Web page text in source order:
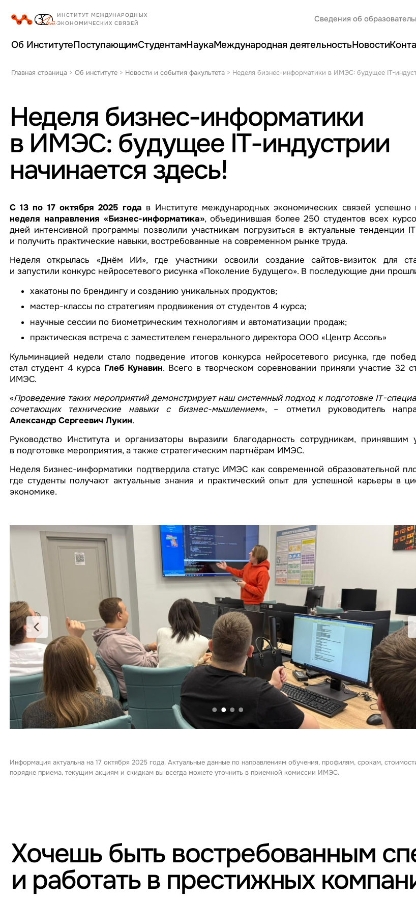
Сведения об
Об ИнститутеПоступающимСтудентамНаукаМеждународная деятельностьНовости
Главная страница >Об институте > Новости и события факультета > Неделя бизнес-информатики в ИМЭС: будущее IT-
Неделя бизнес-информатики
в ИМЭС: будущее IT-индустрии
начинается здесь!
С 13 по 17 октября 2025 года в Институте международных экономических связей успешно
неделя направления «Бизнес-информатика», объединившая более 250 студентов всех
дней интенсивной программы позволили участникам погрузиться в актуальные тенденции
и получить практические навыки, востребованные на современном рынке труда.
Неделя открылась «Днём ИИ», где участники освоили создание сайтов-визиток для
и запустили конкурс нейросетевого рисунка «Поколение будущего». В последующие дни
хакатоны по брендингу и созданию уникальных продуктов;
мастер-классы по стратегиям продвижения от студентов 4 курса;
научные сессии по биометрическим технологиям и автоматизации продаж;
практическая встреча с заместителем генерального директора ООО «Центр Ассоль»
Кульминацией недели стало подведение итогов конкурса нейросетевого рисунка, где
стал студент 4 курса Глеб Кунавин. Всего в творческом соревновании приняли участие 32
ИМЭС.
«Проведение таких мероприятий демонстрирует наш системный подход к подготовке IT-
сочетающих технические навыки с бизнес-мышлением», – отметил руководитель
Александр Сергеевич Лукин.
Руководство Института и организаторы выразили благодарность сотрудникам, принявшим
в подготовке мероприятия, а также стратегическим партнёрам ИМЭС.
Неделя бизнес-информатики подтвердила статус ИМЭС как современной образовательной
где студенты получают актуальные знания и практический опыт для успешной карьеры в
экономике.
Информация актуальна на 17 октября 2025 года. Актуальные данные по направлениям обучения, профилям, срокам,
порядке приема, текущим акциям и скидкам вы всегда можете уточнить в приемной комиссии ИМЭС.
Хочешь быть востребованным
и работать в престижных